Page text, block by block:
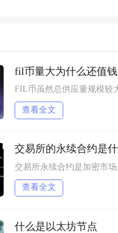
fil币量大为什么还值钱
查看全文
交易所的永续合约是
查看全文
什么是以太坊节点